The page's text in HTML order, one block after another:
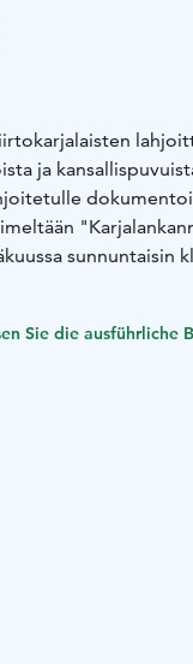
ja
sunnuntaisin
Sie die ausführliche